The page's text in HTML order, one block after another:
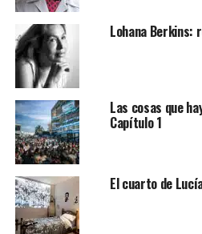
Lohana Berkins:
Las cosas que
Capítulo 1
El cuarto de